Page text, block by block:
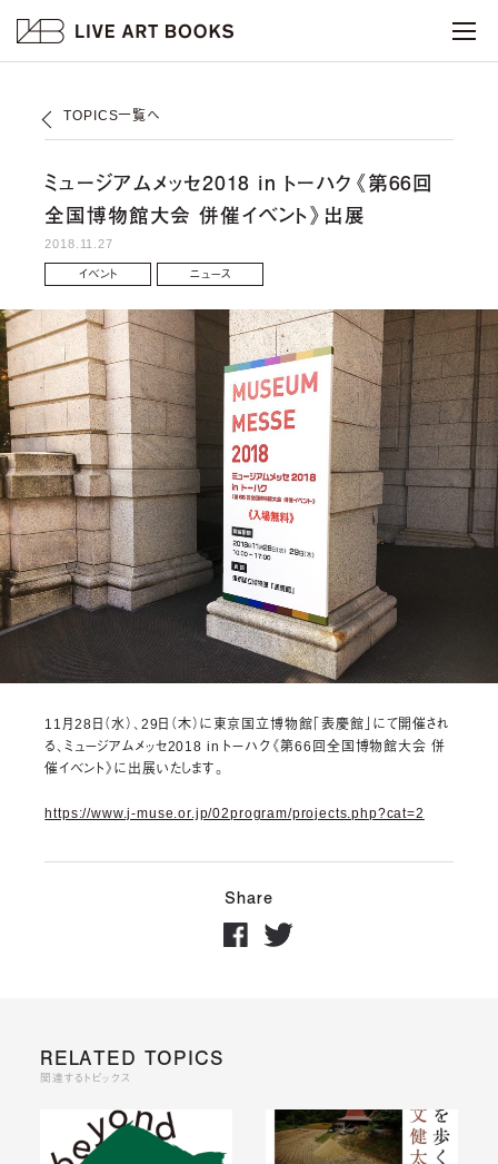
TOPICS一覧へ
ミュージアムメッセ2018 in トーハク《第66回
全国博物館大会 併催イベント》出展
2018.11.27
イベント ニュース
11月28日（水）、29日（木）に東京国立博物館「表慶館」にて開催され
る、ミュージアムメッセ2018 in トーハク《第66回全国博物館大会 併
催イベント》に出展いたします。
https://www.j-muse.or.jp/02program/projects.php?cat=2
Share
RELATED TOPICS
関連するトピックス